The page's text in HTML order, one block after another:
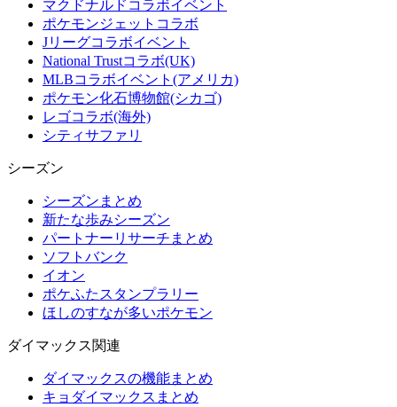
マクドナルドコラボイベント
ポケモンジェットコラボ
Jリーグコラボイベント
National Trustコラボ(UK)
MLBコラボイベント(アメリカ)
ポケモン化石博物館(シカゴ)
レゴコラボ(海外)
シティサファリ
シーズン
シーズンまとめ
新たな歩みシーズン
パートナーリサーチまとめ
ソフトバンク
イオン
ポケふたスタンプラリー
ほしのすなが多いポケモン
ダイマックス関連
ダイマックスの機能まとめ
キョダイマックスまとめ